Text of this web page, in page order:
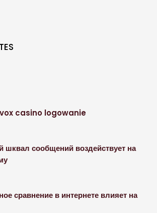
casino logowanie
шквал сообщений воздействует на
сравнение в интернете влияет на